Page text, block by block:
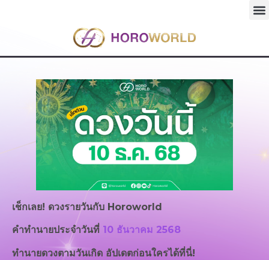
เช็กเลย! ดวงรายวันกับ Horoworld
คำทำนายประจำวันที่ 10 ธันวาคม 2568
ทำนายดวงตามวันเกิด อัปเดตก่อนใครได้ที่นี่!